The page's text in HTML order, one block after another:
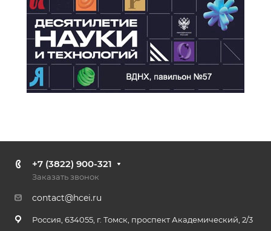
+7 (3822) 900-321
Заказать звонок
contact@hcei.ru
Россия, 634055, г. Томск, проспект Академический, 2/3